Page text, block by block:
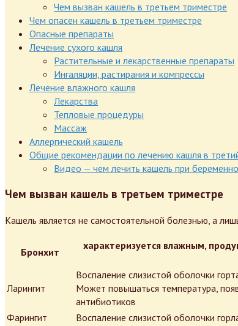
Чем вызван кашель в третьем триместре
Чем опасен кашель в третьем триместре
Опасные препараты
Лечение сухого кашля
Растительные и лекарственные препараты
Ингаляции, растирания и компрессы
Лечение влажного кашля
Лекарства
Тепловые процедуры
Массаж
Аллергический кашель
Общие рекомендации по лечению кашля в
Видео — чем лечить кашель при
Чем вызван кашель в третьем триместре
Кашель является не самостоятельной болезнью, а
Бронхит
характеризуется влажным,
Ларингит
Воспаление слизистой оболочки
Может повышаться температура,
антибиотиков
Фарингит
Воспаление слизистой оболочки